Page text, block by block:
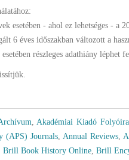
esetében - ahol ez lehetséges - a
6 éves időszakban változott a
részleges adathiány léphet
,Akadémiai Kiadó
(APS) Journals,Annual Reviews,
Brill Book History Online, Brill